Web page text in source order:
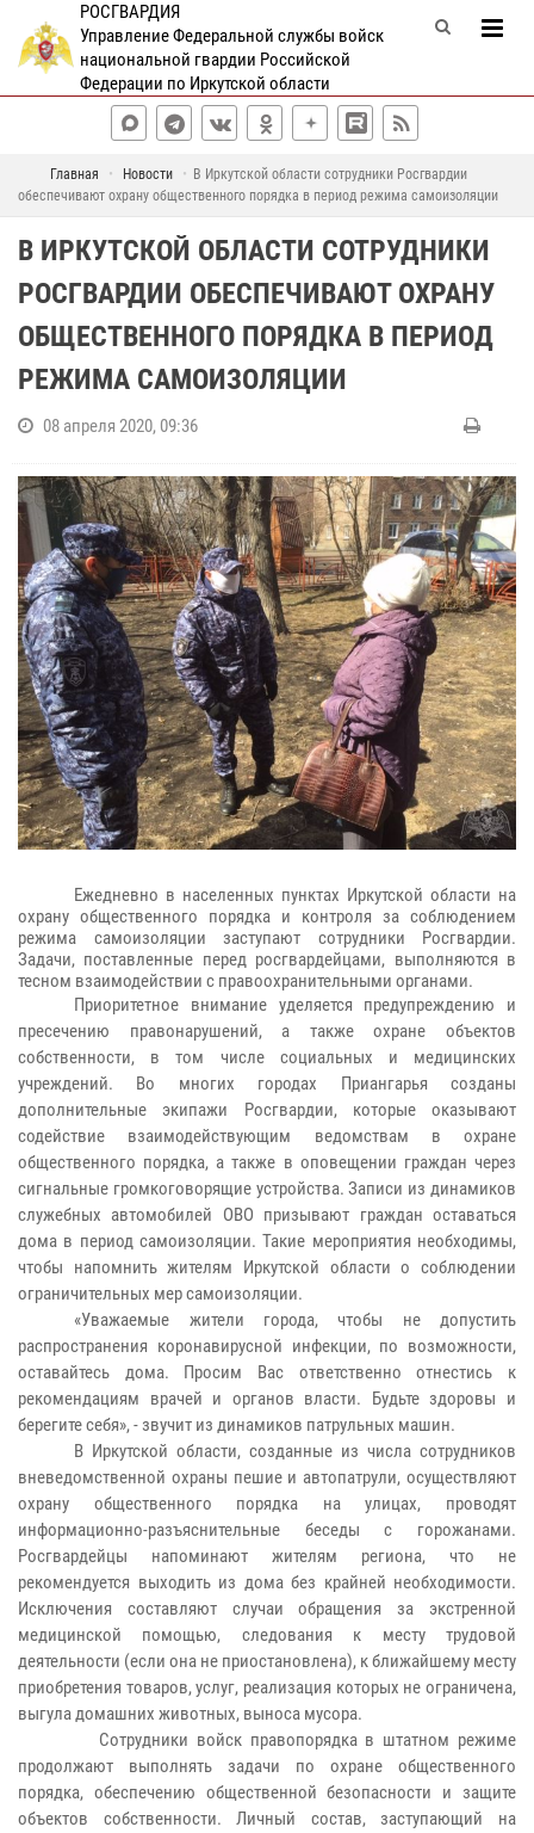
РОСГВАРДИЯ
Управление Федеральной службы войск
национальной гвардии Российской
Федерации по Иркутской области
Главная Новости
В Иркутской области сотрудники Росгвардии
обеспечивают охрану общественного порядка в период режима самоизоляции
В ИРКУТСКОЙ ОБЛАСТИ СОТРУДНИКИ
РОСГВАРДИИ ОБЕСПЕЧИВАЮТ ОХРАНУ
ОБЩЕСТВЕННОГО ПОРЯДКА В ПЕРИОД
РЕЖИМА САМОИЗОЛЯЦИИ
08 апреля 2020, 09:36
Ежедневно в населенных пунктах Иркутской области на
охрану общественного порядка и контроля за соблюдением
режима самоизоляции заступают сотрудники Росгвардии.
Задачи, поставленные перед росгвардейцами, выполняются в
тесном взаимодействии с правоохранительными органами.
Приоритетное внимание уделяется предупреждению и
пресечению правонарушений, а также охране объектов
собственности, в том числе социальных и медицинских
учреждений. Во многих городах Приангарья созданы
дополнительные экипажи Росгвардии, которые оказывают
содействие взаимодействующим ведомствам в охране
общественного порядка, а также в оповещении граждан через
сигнальные громкоговорящие устройства. Записи из динамиков
служебных автомобилей ОВО призывают граждан оставаться
дома в период самоизоляции. Такие мероприятия необходимы,
чтобы напомнить жителям Иркутской области о соблюдении
ограничительных мер самоизоляции.
«Уважаемые жители города, чтобы не допустить
распространения коронавирусной инфекции, по возможности,
оставайтесь дома. Просим Вас ответственно отнестись к
рекомендациям врачей и органов власти. Будьте здоровы и
берегите себя», - звучит из динамиков патрульных машин.
В Иркутской области, созданные из числа сотрудников
вневедомственной охраны пешие и автопатрули, осуществляют
охрану общественного порядка на улицах, проводят
информационно-разъяснительные беседы с горожанами.
Росгвардейцы напоминают жителям региона, что не
рекомендуется выходить из дома без крайней необходимости.
Исключения составляют случаи обращения за экстренной
медицинской помощью, следования к месту трудовой
деятельности (если она не приостановлена), к ближайшему месту
приобретения товаров, услуг, реализация которых не ограничена,
выгула домашних животных, выноса мусора.
Сотрудники войск правопорядка в штатном режиме
продолжают выполнять задачи по охране общественного
порядка, обеспечению общественной безопасности и защите
объектов собственности. Личный состав, заступающий на